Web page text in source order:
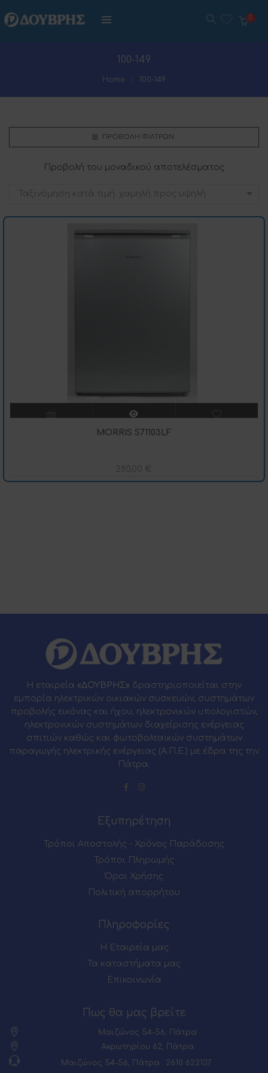
100-149
Home 100-149
ΠΡΟΒΟΛΉ ΦΊΛΤΡΩΝ
Προβολή του μοναδικού αποτελέσματος
Ταξινόμηση κατά τιμή: χαμηλή προς υψηλή
MORRIS S71103LF
280,00 €
Η εταιρεία «ΔΟΥΒΡΗΣ» δραστηριοποιείται στην
εμπορία ηλεκτρικών οικιακών συσκευών, συστημάτων
προβολής εικόνας και ήχου, ηλεκτρονικών υπολογιστών,
ηλεκτρονικών συστημάτων διαχείρισης ενέργειας
σπιτιών καθώς και φωτοβολταϊκών συστημάτων
παραγωγής ηλεκτρικής ενέργειας (Α.Π.Ε.) με έδρα της την
Πάτρα.
Εξυπηρέτηση
Τρόποι Αποστολής - Χρόνος Παράδοσης
Τρόποι Πληρωμής
Όροι Χρήσης
Πολιτική απορρήτου
Πληροφορίες
Η Εταιρεία μας
Τα καταστήματα μας
Επικοινωνία
Πως θα μας βρείτε
Μαιζώνος 54-56, Πάτρα
Ακρωτηρίου 62, Πάτρα
Μαιζώνος 54-56, Πάτρα : 2610 622137